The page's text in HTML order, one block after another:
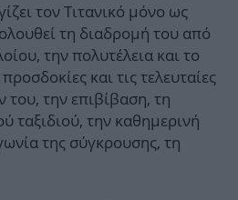
τον Τιτανικό μόνο ως
τη διαδρομή του από
την πολυτέλεια και το
και τις τελευταίες
του, την επιβίβαση, τη
ταξιδιού, την καθημερινή
της σύγκρουσης, τη